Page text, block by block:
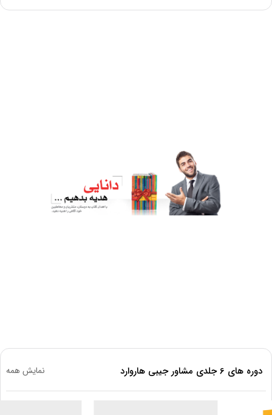
دوره های 6 جلدی مشاور جیبی هاروارد نمایش همه